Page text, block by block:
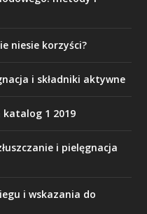
niesie korzyści?
i składniki aktywne
1 2019
i pielęgnacja
i wskazania do